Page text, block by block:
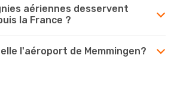
aériennes desservent
la France ?
l'aéroport de Memmingen?